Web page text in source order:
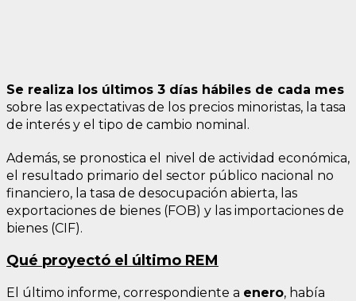
Se realiza los últimos 3 días hábiles de cada mes
sobre las expectativas de los precios minoristas, la tasa
de interés y el tipo de cambio nominal.
Además, se pronostica el
nivel de actividad económica,
el resultado primario del sector público nacional no
financiero, la tasa de desocupación abierta, las
exportaciones de bienes (FOB) y las importaciones de
bienes (CIF).
Qué proyectó el último REM
El último informe, correspondiente a enero, había